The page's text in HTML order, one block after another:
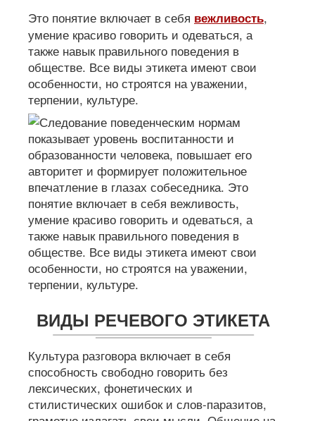
Это понятие включает в себя вежливость,
умение красиво говорить и одеваться, а
также навык правильного поведения в
обществе. Все виды этикета имеют свои
особенности, но строятся на уважении,
терпении, культуре.
ВИДЫ РЕЧЕВОГО ЭТИКЕТА
Культура разговора включает в себя
способность свободно говорить без
лексических, фонетических и
стилистических ошибок и слов-паразитов,